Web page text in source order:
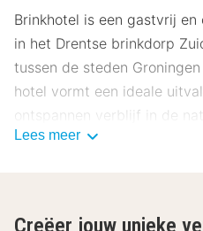
Brinkhotel is een gastvrij
in het Drentse brinkdorp
tussen de steden
hotel vormt een ideale
ontspannen verblijf in de
fietsvakantie of een
Lees meer
Creëer jouw unieke